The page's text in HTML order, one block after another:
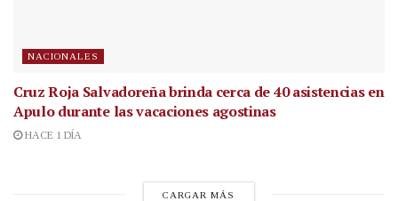
NACIONALES
Cruz Roja Salvadoreña brinda cerca de 40 asistencias en
Apulo durante las vacaciones agostinas
HACE 1 DÍA
CARGAR MÁS